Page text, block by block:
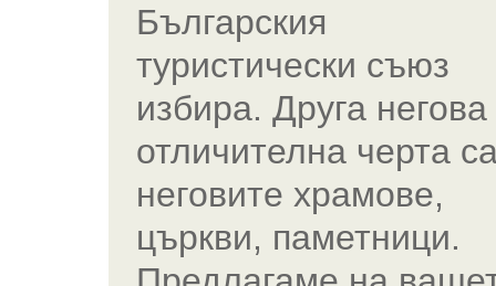
Българския
туристически съюз
избира. Друга негова
отличителна черта
неговите храмове,
църкви, паметници.